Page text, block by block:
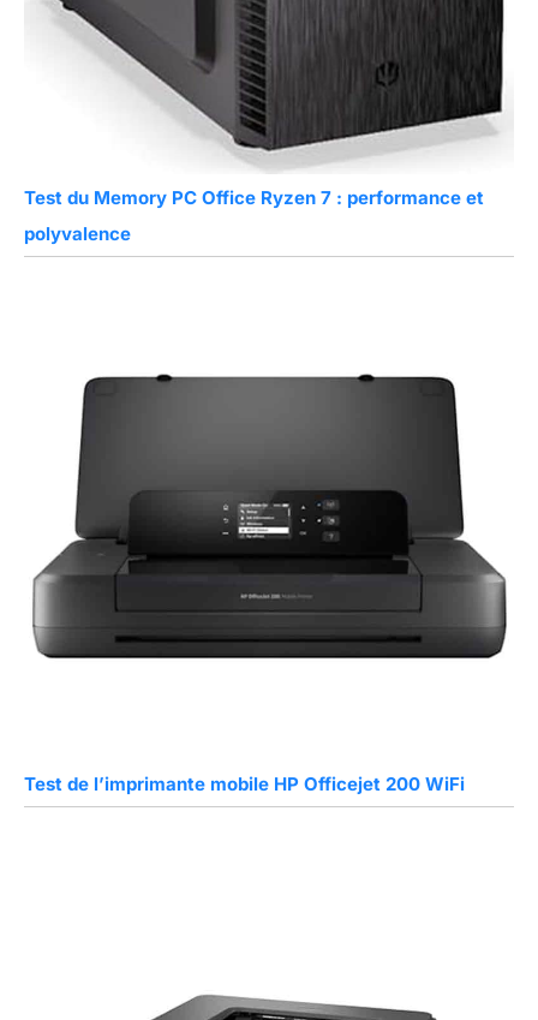
Test du Memory PC Office Ryzen 7 : performance et
polyvalence
Test de l’imprimante mobile HP Officejet 200 WiFi